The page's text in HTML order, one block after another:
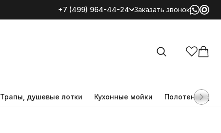
+7 (499) 964-44-24 Заказать звонок
Трапы, душевые лотки Кухонные мойки